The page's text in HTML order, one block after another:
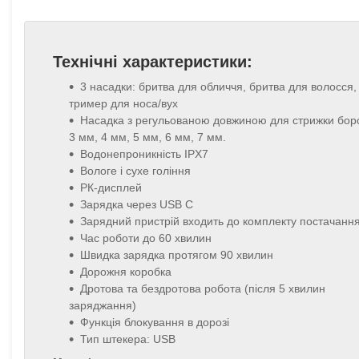
Технічні характеристики:
3 насадки: бритва для обличчя, бритва для волосся,
тример для носа/вух
Насадка з регульованою довжиною для стрижки
3 мм, 4 мм, 5 мм, 6 мм, 7 мм.
Водонепроникність IPX7
Вологе і сухе гоління
РК-дисплей
Зарядка через USB C
Зарядний пристрій входить до комплекту постачання
Час роботи до 60 хвилин
Швидка зарядка протягом 90 хвилин
Дорожня коробка
Дротова та бездротова робота (після 5 хвилин
заряджання)
Функція блокування в дорозі
Тип штекера: USB